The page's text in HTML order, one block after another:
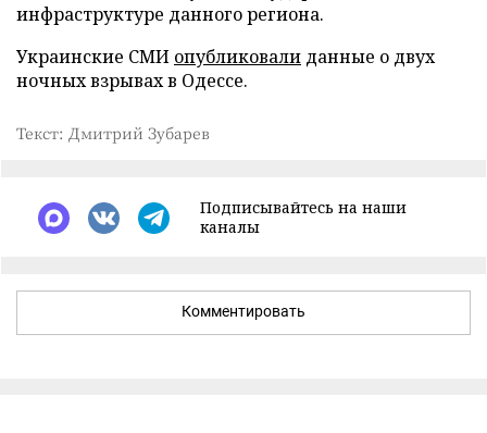
инфраструктуре данного региона.
Украинские СМИ опубликовали данные о двух
ночных взрывах в Одессе.
Текст: Дмитрий Зубарев
Подписывайтесь на наши
каналы
Комментировать